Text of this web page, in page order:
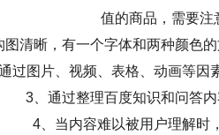
值的商品，需要注
图清晰，有一个字体和两种颜色
过图片、视频、表格、动画等因
3、通过整理百度知识和问答
4、当内容难以被用户理解时